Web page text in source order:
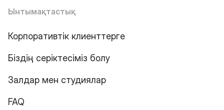
Ынтымақтастық
Корпоративтік клиенттерге
Біздің серіктесіміз болу
Залдар мен студиялар
FAQ